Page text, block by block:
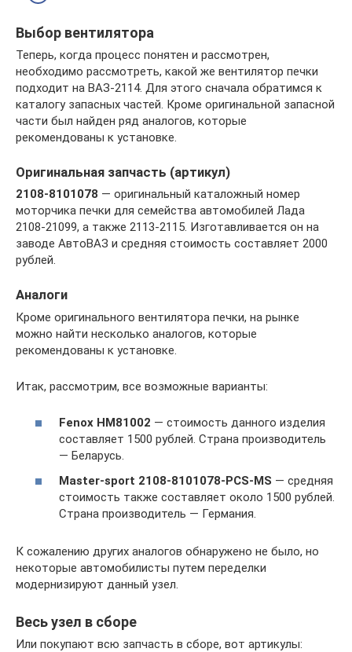
Выбор вентилятора
Теперь, когда процесс понятен и рассмотрен,
необходимо рассмотреть, какой же вентилятор печки
подходит на ВАЗ-2114. Для этого сначала обратимся к
каталогу запасных частей. Кроме оригинальной запасной
части был найден ряд аналогов, которые
рекомендованы к установке.
Оригинальная запчасть (артикул)
2108-8101078 — оригинальный каталожный номер
моторчика печки для семейства автомобилей Лада
2108-21099, а также 2113-2115. Изготавливается он на
заводе АвтоВАЗ и средняя стоимость составляет 2000
рублей.
Аналоги
Кроме оригинального вентилятора печки, на рынке
можно найти несколько аналогов, которые
рекомендованы к установке.
Итак, рассмотрим, все возможные варианты:
Fenox HM81002 — стоимость данного изделия
составляет 1500 рублей. Страна производитель
— Беларусь.
Master-sport 2108-8101078-PCS-MS — средняя
стоимость также составляет около 1500 рублей.
Страна производитель — Германия.
К сожалению других аналогов обнаружено не было, но
некоторые автомобилисты путем переделки
модернизируют данный узел.
Весь узел в сборе
Или покупают всю запчасть в сборе, вот артикулы: